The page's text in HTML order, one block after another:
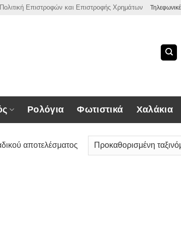
Πολιτική Επιστροφών και Επιστροφής Χρημάτων
Ρολόγια Φωτιστικά Χαλάκια
αποτελέσματος